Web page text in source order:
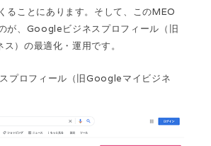
ることにあります。そして、このMEO
が、Googleビジネスプロフィール（旧
）の最適化・運用です。
プロフィール（旧Googleマイビジネ